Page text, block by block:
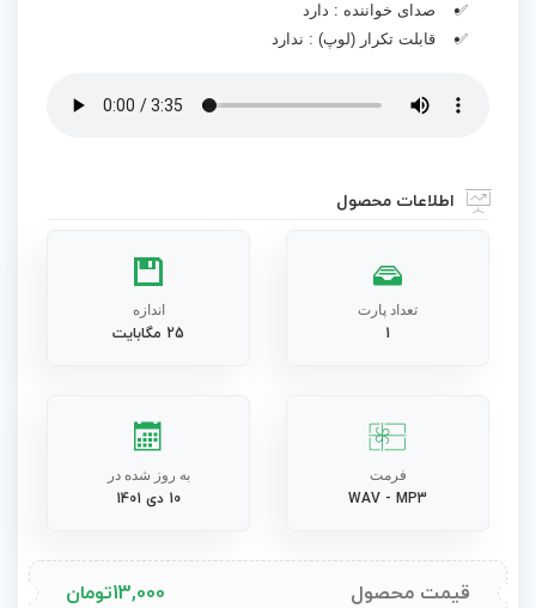
صدای خواننده : دارد
قابلت تکرار (لوپ) : ندارد
اطلاعات محصول
تعداد پارت
1
اندازه
25 مگابایت
فرمت
WAV - MP3
به روز شده در
10 دی 1401
قیمت محصول 13,000تومان